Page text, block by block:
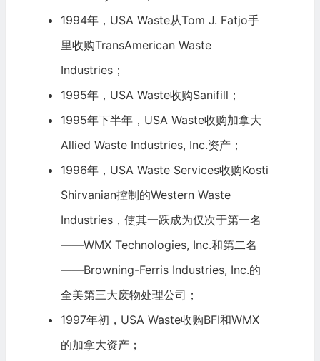
1994年，USA Waste从Tom J. Fatjo手
里收购TransAmerican Waste
Industries；
1995年，USA Waste收购Sanifill；
1995年下半年，USA Waste收购加拿大
Allied Waste Industries, Inc.资产；
1996年，USA Waste Services收购Kosti
Shirvanian控制的Western Waste
Industries，使其一跃成为仅次于第一名
——WMX Technologies, Inc.和第二名
——Browning-Ferris Industries, Inc.的
全美第三大废物处理公司；
1997年初，USA Waste收购BFI和WMX
的加拿大资产；